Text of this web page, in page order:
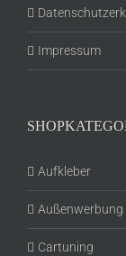
Impressum
Aufkleber
Außenwerbung
Cartuning